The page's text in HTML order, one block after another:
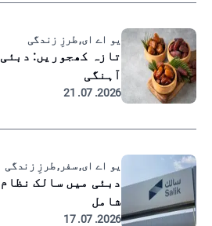
یو اے ای, طرزِ زندگی
تازہ کھجوریں:
آہنگی
2026. 07. 21
یو اے ای, سفر, طرزِ زندگی
شامل
2026. 07. 17